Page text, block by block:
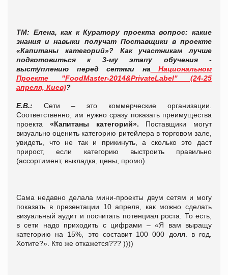
ТМ: Елена, как к Куратору проекта вопрос: какие
знания и навыки получат Поставщики в проекте
«Капитаны категорий»? Как участникам лучше
подготовиться к 3-му этапу обучения -
выступлению перед сетями на Национальном
Проекте "FoodMaster-2014&PrivateLabel" (24-25
апреля, Киев)?
Е.В.: Сети – это коммерческие организации.
Соответственно, им нужно сразу показать преимущества
проекта «Капитаны категорий». Поставщики могут
визуально оценить категорию ритейлера в торговом зале,
увидеть, что не так и прикинуть, а сколько это даст
прирост, если категорию выстроить правильно
(ассортимент, выкладка, цены, промо).
Сама недавно делала мини-проекты двум сетям и могу
показать в презентации 10 апреля, как можно сделать
визуальный аудит и посчитать потенциал роста. То есть,
в сети надо приходить с цифрами – «Я вам выращу
категорию на 15%, это составит 100 000 долл. в год.
Хотите?». Кто же откажется??? ))))